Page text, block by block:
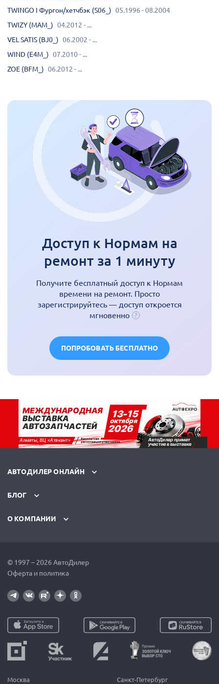
TWINGO I Фургон/хетчбэк (S06_) 05.1996 - 08.2004
TWIZY (MAM_) 04.2012 - ...
VEL SATIS (BJ0_) 06.2002 - ...
WIND (E4M_) 07.2010 - ...
ZOE (BFM_) 06.2012 - ...
Доступ к Нормам на
ремонт за 1 минуту
Получите бесплатный доступ к Нормам
времени на ремонт. Просто
зарегистрируйтесь — доступ откроется
мгновенно
ПОПРОБОВАТЬ БЕСПЛАТНО
АВТОДИЛЕР ОНЛАЙН
БЛОГ
О КОМПАНИИ
© 1997 – 2026 АвтоДилер
Оферта и политика
Москва Санкт-Петербург